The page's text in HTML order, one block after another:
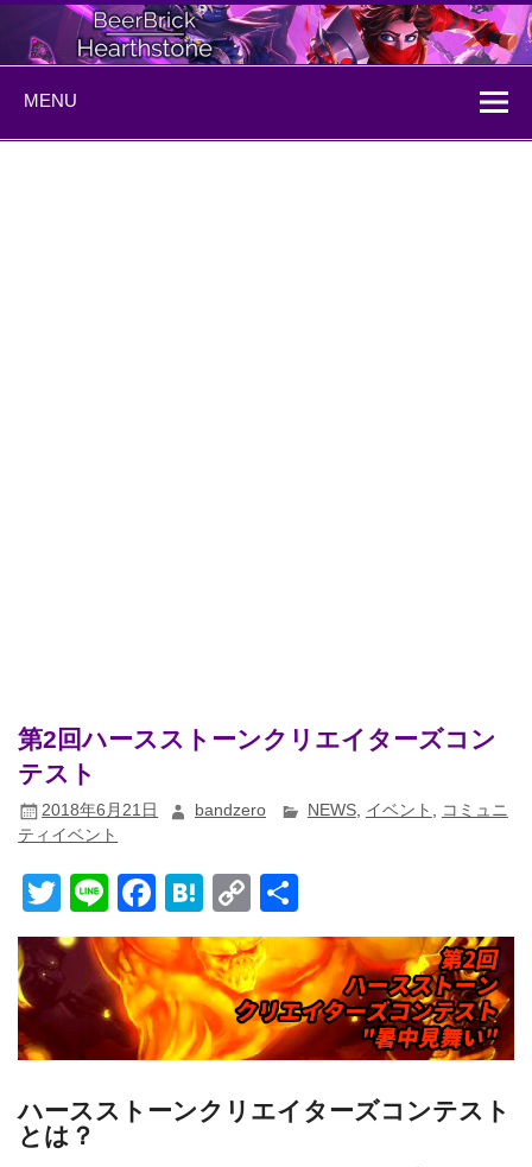
Skip
content
BeerBrick
Hearthstone
MENU
第2回ハースストーンクリエイターズコン
テスト
2018年6月21日 bandzero NEWS, イベント , コミュニ
ティイベント
T
wi
tt
er
Li
n
e
F
a
c
e
b
o
k
H
at
e
n
a
C
o
p
y
Li
k
有
ハースストーンクリエイターズコンテスト
とは？